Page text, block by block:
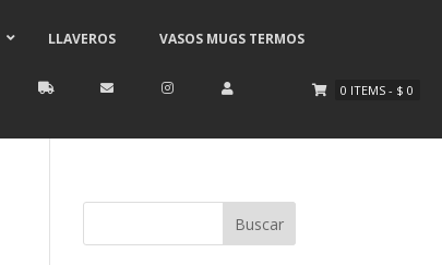
LLAVEROS VASOS MUGS TERMOS
0 ITEMS - $ 0